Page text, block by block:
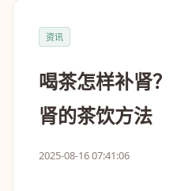
资讯
喝茶怎样补肾
肾的茶饮方法
2025-08-16 07:41:06